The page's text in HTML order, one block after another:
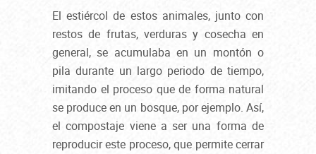
El estiércol de estos animales, junto con
restos de frutas, verduras y cosecha en
general, se acumulaba en un montón o
pila durante un largo periodo de tiempo,
imitando el proceso que de forma natural
se produce en un bosque, por ejemplo. Así,
el compostaje viene a ser una forma de
reproducir este proceso, que permite cerrar